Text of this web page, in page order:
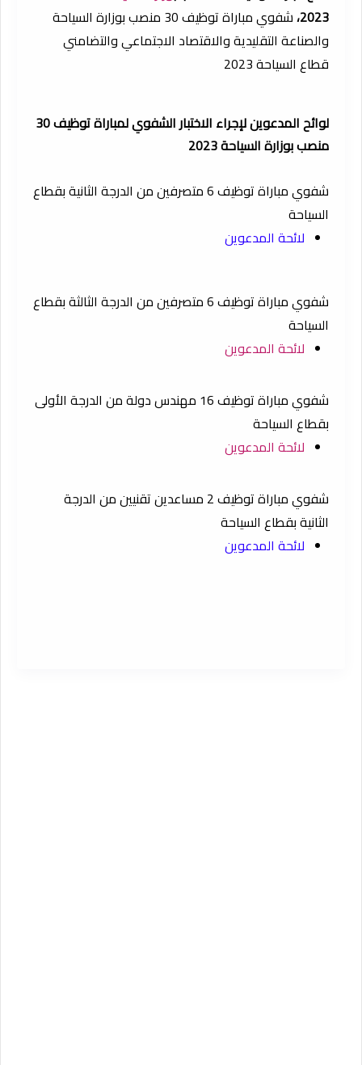
2023،
شفوي مباراة توظيف 30 منصب بوزارة السياحة
والصناعة التقليدية والاقتصاد الاجتماعي والتضامني
قطاع السياحة 2023
لوائح المدعوين لإجراء الاختبار الشفوي لمباراة توظيف 30
منصب بوزارة السياحة 2023
شفوي مباراة توظيف 6 متصرفين من الدرجة الثانية بقطاع
السياحة
لائحة المدعوين
شفوي مباراة توظيف 6 متصرفين من الدرجة الثالثة بقطاع
السياحة
لائحة المدعوين
شفوي مباراة توظيف 16 مهندس دولة من الدرجة الأولى
بقطاع السياحة
لائحة المدعوين
شفوي مباراة توظيف 2 مساعدين تقنيين من الدرجة
الثانية بقطاع السياحة
لائحة المدعوين